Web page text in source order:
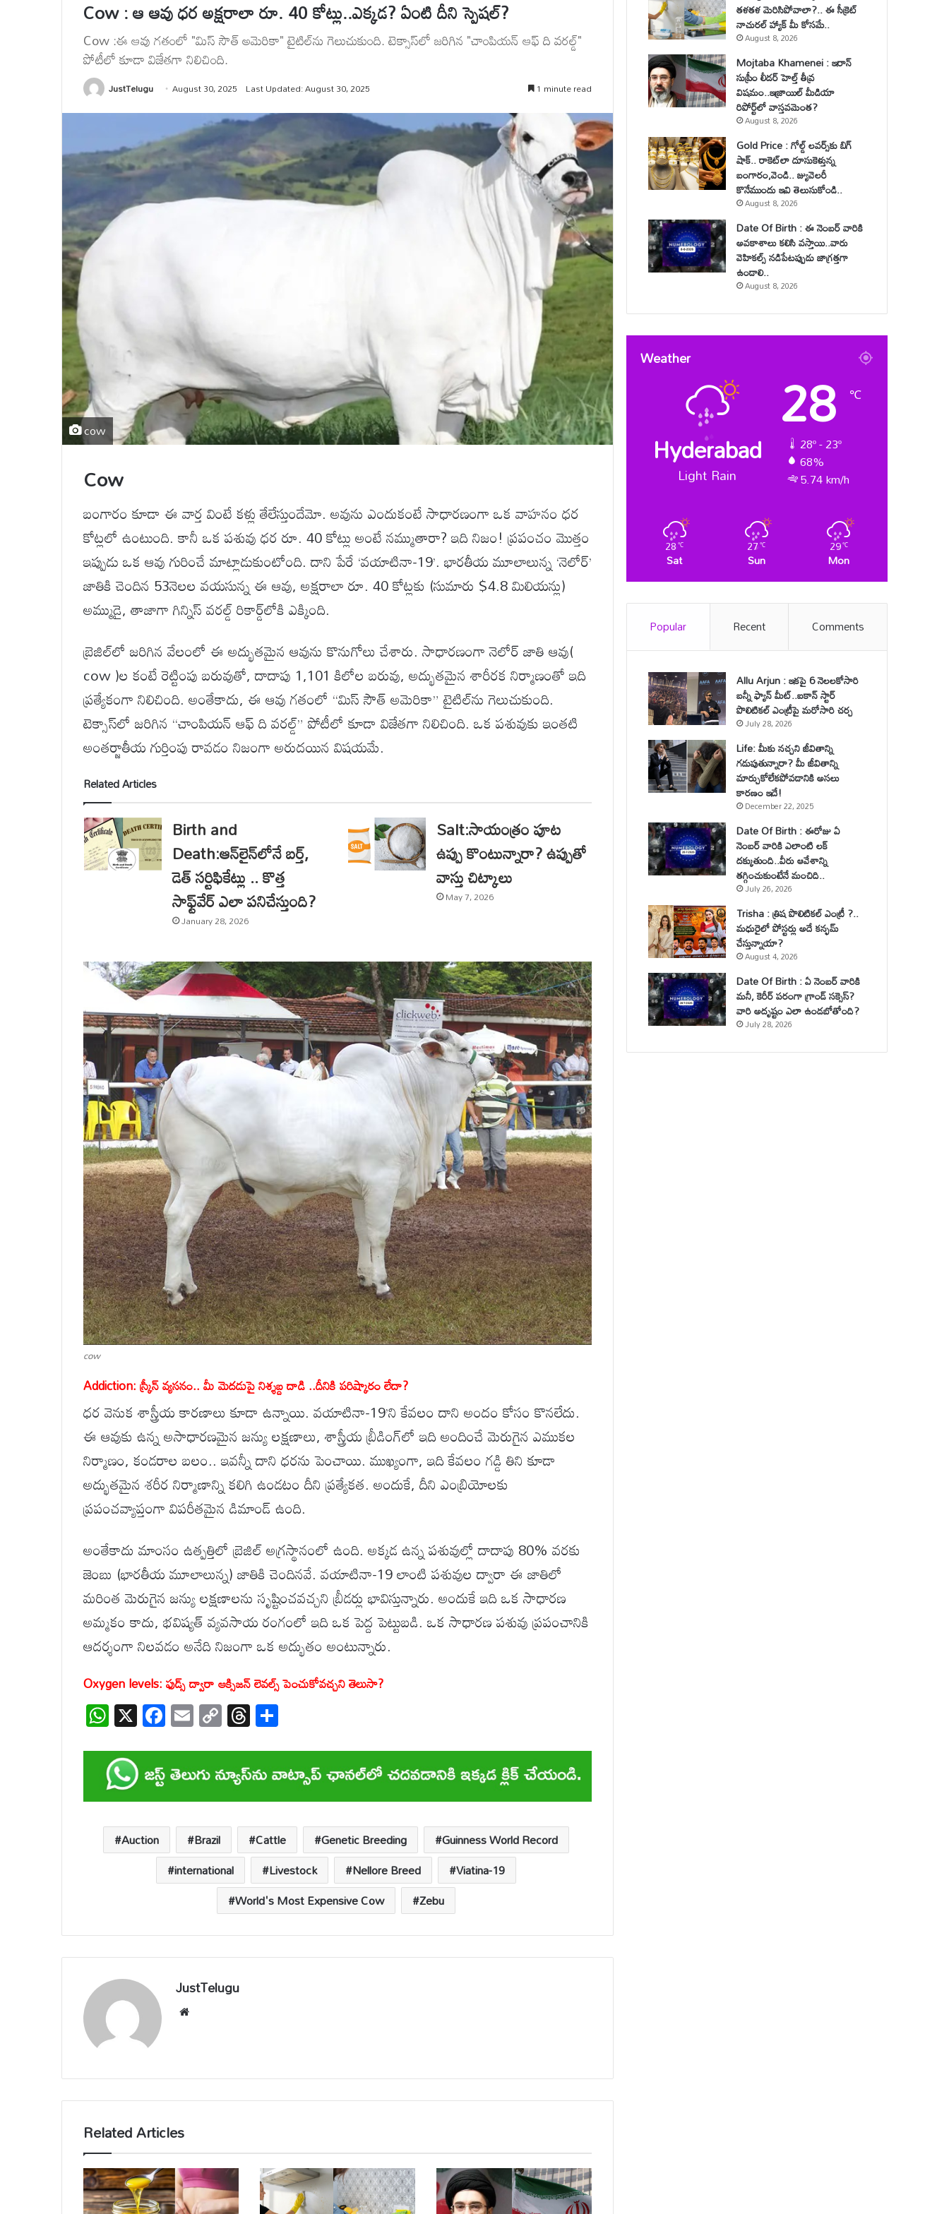
Cow : ఆ ఆవు ధర అక్షరాలా రూ. 40 కోట్లు..ఎక్కడ? ఏంటి దీని స్పెషల్?
Cow :ఈ ఆవు గతంలో "మిస్ సౌత్ అమెరికా" టైటిల్‌ను గెలుచుకుంది. టెక్సాస్‌లో జరిగిన "చాంపియన్ ఆఫ్ ది వరల్డ్"
పోటీలో కూడా విజేతగా నిలిచింది.
JustTelugu August 30, 2025 Last Updated: August 30, 2025 1 minute read
cow
Cow
బంగారం కూడా ఈ వార్త వింటే కళ్లు తేలేస్తుందేమో. అవును ఎందుకంటే సాధారణంగా ఒక వాహనం ధర
కోట్లలో ఉంటుంది. కానీ ఒక పశువు ధర రూ. 40 కోట్లు అంటే నమ్ముతారా? ఇది నిజం! ప్రపంచం మొత్తం
ఇప్పుడు ఒక ఆవు గురించే మాట్లాడుకుంటోంది. దాని పేరే ‘వయాటినా-19’. భారతీయ మూలాలున్న ‘నెలోర్’
జాతికి చెందిన 53నెలల వయసున్న ఈ ఆవు, అక్షరాలా రూ. 40 కోట్లకు (సుమారు $4.8 మిలియన్లు)
అమ్ముడై, తాజాగా గిన్నిస్ వరల్డ్ రికార్డ్‌లోకి ఎక్కింది.
బ్రెజిల్‌లో జరిగిన వేలంలో ఈ అద్భుతమైన ఆవును కొనుగోలు చేశారు. సాధారణంగా నెలోర్ జాతి ఆవు(
cow )ల కంటే రెట్టింపు బరువుతో, దాదాపు 1,101 కిలోల బరువు, అద్భుతమైన శారీరక నిర్మాణంతో ఇది
ప్రత్యేకంగా నిలిచింది. అంతేకాదు, ఈ ఆవు గతంలో “మిస్ సౌత్ అమెరికా” టైటిల్‌ను గెలుచుకుంది.
టెక్సాస్‌లో జరిగిన “చాంపియన్ ఆఫ్ ది వరల్డ్” పోటీలో కూడా విజేతగా నిలిచింది. ఒక పశువుకు ఇంతటి
అంతర్జాతీయ గుర్తింపు రావడం నిజంగా అరుదయిన విషయమే.
Related Articles
Birth and
Death:ఆన్‌లైన్‌లోనే బర్త్,
డెత్ సర్టిఫికేట్లు .. కొత్త
సాఫ్ట్‌వేర్ ఎలా పనిచేస్తుంది?
January 28, 2026
Salt:సాయంత్రం పూట
ఉప్పు కొంటున్నారా? ఉప్పుతో
వాస్తు చిట్కాలు
May 7, 2026
cow
Addiction: స్క్రీన్ వ్యసనం.. మీ మెదడుపై నిశ్శబ్ద దాడి ..దీనికి పరిష్కారం లేదా?
ధర వెనుక శాస్త్రీయ కారణాలు కూడా ఉన్నాయి. వయాటినా-19’ని కేవలం దాని అందం కోసం కొనలేదు.
ఈ ఆవుకు ఉన్న అసాధారణమైన జన్యు లక్షణాలు, శాస్త్రీయ బ్రీడింగ్‌లో ఇది అందించే మెరుగైన ఎముకల
నిర్మాణం, కండరాల బలం.. ఇవన్నీ దాని ధరను పెంచాయి. ముఖ్యంగా, ఇది కేవలం గడ్డి తిని కూడా
అద్భుతమైన శరీర నిర్మాణాన్ని కలిగి ఉండటం దీని ప్రత్యేకత. అందుకే, దీని ఎంబ్రియోలకు
ప్రపంచవ్యాప్తంగా విపరీతమైన డిమాండ్ ఉంది.
అంతేకాదు మాంసం ఉత్పత్తిలో బ్రెజిల్ అగ్రస్థానంలో ఉంది. అక్కడ ఉన్న పశువుల్లో దాదాపు 80% వరకు
జెంబు (భారతీయ మూలాలున్న) జాతికి చెందినవే. వయాటినా-19 లాంటి పశువుల ద్వారా ఈ జాతిలో
మరింత మెరుగైన జన్యు లక్షణాలను సృష్టించవచ్చని బ్రీడర్లు భావిస్తున్నారు. అందుకే ఇది ఒక సాధారణ
అమ్మకం కాదు, భవిష్యత్ వ్యవసాయ రంగంలో ఇది ఒక పెద్ద పెట్టుబడి. ఒక సాధారణ పశువు ప్రపంచానికి
ఆదర్శంగా నిలవడం అనేది నిజంగా ఒక అద్భుతం అంటున్నారు.
Oxygen levels: ఫుడ్స్ ద్వారా ఆక్సిజన్ లెవల్స్ పెంచుకోవచ్చని తెలుసా?
W
h
at
s
A
p
p
X F
ac
e
b
o
o
k
E
m
ail
C
o
p
y
Li
n
k
T
hr
e
a
d
s
ar
e
Auction Brazil Cattle Genetic Breeding
Guinness World Record
international
Livestock Nellore Breed
Viatina-19
World's Most Expensive Cow
Zebu
JustTelugu
Related Articles
తళతళ మెరిసిపోవాలా?.. ఈ సీక్రెట్
నాచురల్ హ్యాక్ మీ కోసమే..
August 8, 2026
Mojtaba Khamenei : ఇరాన్
సుప్రీం లీడర్ హెల్త్ తీవ్ర
విషమం..ఇజ్రాయిల్ మీడియా
రిపోర్ట్‌లో వాస్తవమెంత?
August 8, 2026
Gold Price : గోల్డ్ లవర్స్‌కు బిగ్
షాక్.. రాకెట్‌లా దూసుకెళ్తున్న
బంగారం,వెండి.. జ్యువెలరీ
కొనేముందు ఇవి తెలుసుకోండి..
August 8, 2026
Date Of Birth : ఈ నెంబర్ వారికి
అవకాశాలు కలిసి వస్తాయి..వారు
వెహికల్స్ నడిపేటప్పుడు జాగ్రత్తగా
ఉండాలి..
August 8, 2026
Weather
Hyderabad
Light Rain
28 ℃
28º - 23º
68%
5.74 km/h
28℃
Sat
27℃
Sun
29℃
Mon
Popular Recent Comments
Allu Arjun : ఇకపై 6 నెలలకోసారి
బన్నీ ఫ్యాన్ మీట్..ఐకాన్ స్టార్
పొలిటికల్ ఎంట్రీపై మరోసారి చర్చ
July 28, 2026
Life: మీకు నచ్చని జీవితాన్ని
గడుపుతున్నారా? మీ జీవితాన్ని
మార్చుకోలేకపోవడానికి అసలు
కారణం ఇదే!
December 22, 2025
Date Of Birth : ఈరోజు ఏ
నెంబర్ వారికి ఎలాంటి లక్
దక్కుతుంది..వీరు ఆవేశాన్ని
తగ్గించుకుంటేనే మంచిది..
July 26, 2026
Trisha : త్రిష పొలిటికల్ ఎంట్రీ ?..
మధురైలో పోస్టర్లు అదే కన్ఫమ్
చేస్తున్నాయా?
August 4, 2026
Date Of Birth : ఏ నెంబర్ వారికి
మనీ, కెరీర్ పరంగా గ్రాండ్ సక్సెస్?
వారి అదృష్టం ఎలా ఉండబోతోంది?
July 28, 2026